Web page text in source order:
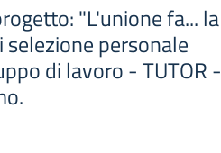
"L'unione fa... la
selezione personale
di lavoro - TUTOR -